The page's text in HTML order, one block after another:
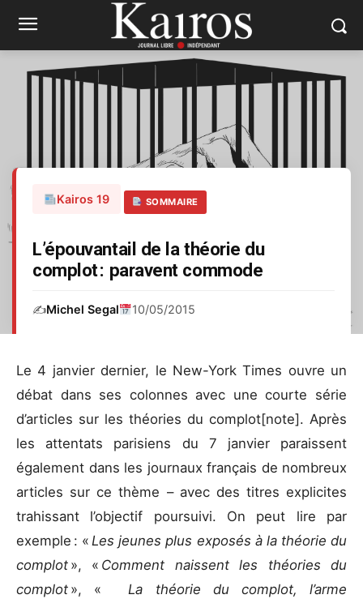
Kairos 19 SOMMAIRE
L’épouvantail de la théorie du
complot : paravent commode
✍️Michel Segal 10/05/2015
Le 4 janvier dernier, le New-York Times ouvre un
débat dans ses colonnes avec une courte série
d’articles sur les théories du complot[note]. Après
les attentats parisiens du 7 janvier paraissent
également dans les journaux français de nombreux
articles sur ce thème – avec des titres explicites
trahissant l’objectif poursuivi. On peut lire par
exemple : « Les jeunes plus exposés à la théorie du
complot », « Comment naissent les théories du
complot », «
La théorie du complot, l’arme